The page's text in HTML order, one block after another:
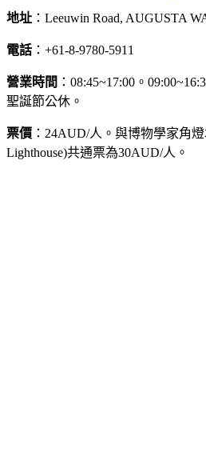
地址 ：Leeuwin Road, AUGUSTA
電話 ：+61-8-9780-5911
營業時間 ：08:45~17:00。
聖誕節公休。
票價 ：24AUD/人。與博物學家角燈
Lighthouse)共通票為30AUD/人。